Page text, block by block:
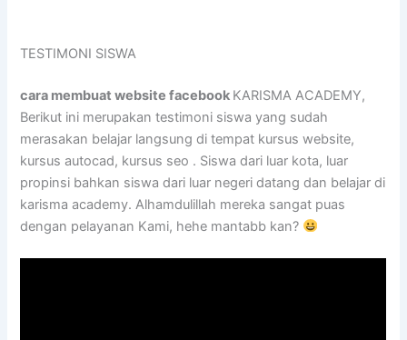
TESTIMONI SISWA
cara membuat website facebook KARISMA ACADEMY,
Berikut ini merupakan testimoni siswa yang sudah
merasakan belajar langsung di tempat kursus website,
kursus autocad, kursus seo . Siswa dari luar kota, luar
propinsi bahkan siswa dari luar negeri datang dan belajar di
karisma academy. Alhamdulillah mereka sangat puas
dengan pelayanan Kami, hehe mantabb kan?